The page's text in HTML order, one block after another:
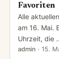
Favoriten
Alle
am 16. Mai.
Uhrzeit, die
admin · 15.